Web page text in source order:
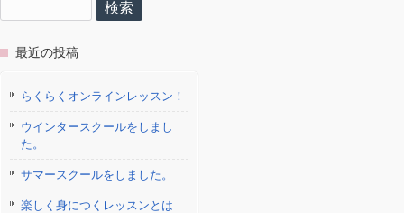
索:
最近の投稿
らくらくオンラインレッスン！
ウインタースクールをしまし
た。
サマースクールをしました。
楽しく身につくレッスンとは